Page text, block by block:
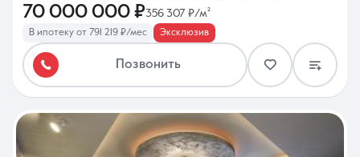
70 000 000 ₽356 307 ₽/м²
В ипотеку от 791 219 ₽/мес Эксклюзив
Позвонить